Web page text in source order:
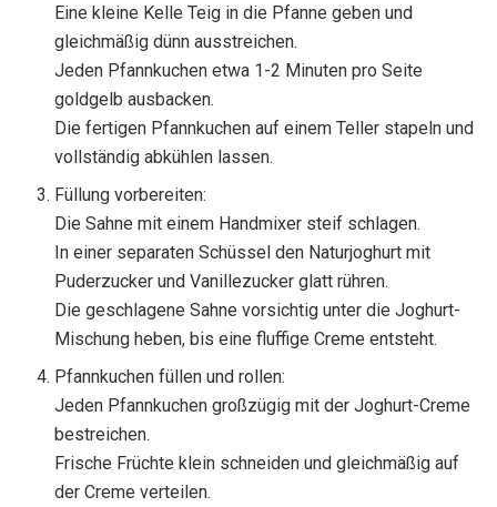
Eine kleine Kelle Teig in die Pfanne geben und
gleichmäßig dünn ausstreichen.
Jeden Pfannkuchen etwa 1-2 Minuten pro Seite
goldgelb ausbacken.
Die fertigen Pfannkuchen auf einem Teller stapeln und
vollständig abkühlen lassen.
Füllung vorbereiten:
Die Sahne mit einem Handmixer steif schlagen.
In einer separaten Schüssel den Naturjoghurt mit
Puderzucker und Vanillezucker glatt rühren.
Die geschlagene Sahne vorsichtig unter die Joghurt-
Mischung heben, bis eine fluffige Creme entsteht.
Pfannkuchen füllen und rollen:
Jeden Pfannkuchen großzügig mit der Joghurt-Creme
bestreichen.
Frische Früchte klein schneiden und gleichmäßig auf
der Creme verteilen.